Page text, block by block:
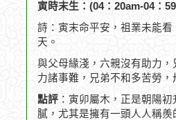
寅時末生：(04：20am-04：
詩：寅末命平安，祖業未能
天。
與父母緣淺，六親沒有助力
力諸事難，兄弟不和多苦勞
點評 ：寅卯屬木，正是朝陽
膩，尤其是擁有一頭人人稱